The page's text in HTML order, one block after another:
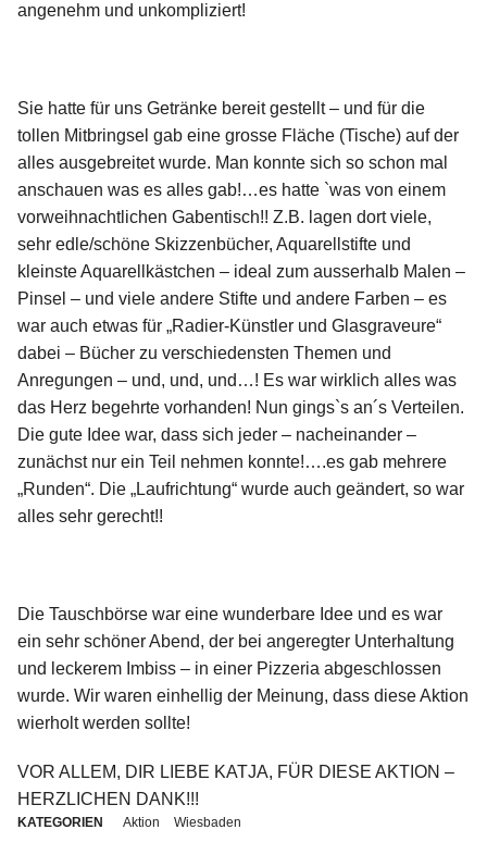
Folge
Instagram
Info
angenehm und unkompliziert!
Sie hatte für uns Getränke bereit gestellt – und für die
tollen Mitbringsel gab eine grosse Fläche (Tische) auf der
alles ausgebreitet wurde. Man konnte sich so schon mal
anschauen was es alles gab!…es hatte `was von einem
vorweihnachtlichen Gabentisch!! Z.B. lagen dort viele,
sehr edle/schöne Skizzenbücher, Aquarellstifte und
kleinste Aquarellkästchen – ideal zum ausserhalb Malen –
Pinsel – und viele andere Stifte und andere Farben – es
war auch etwas für „Radier-Künstler und Glasgraveure“
dabei – Bücher zu verschiedensten Themen und
Anregungen – und, und, und…! Es war wirklich alles was
das Herz begehrte vorhanden! Nun gings`s an´s Verteilen.
Die gute Idee war, dass sich jeder – nacheinander –
zunächst nur ein Teil nehmen konnte!….es gab mehrere
„Runden“. Die „Laufrichtung“ wurde auch geändert, so war
alles sehr gerecht!!
Die Tauschbörse war eine wunderbare Idee und es war
ein sehr schöner Abend, der bei angeregter Unterhaltung
und leckerem Imbiss – in einer Pizzeria abgeschlossen
wurde. Wir waren einhellig der Meinung, dass diese Aktion
wierholt werden sollte!
VOR ALLEM, DIR LIEBE KATJA, FÜR DIESE AKTION –
HERZLICHEN DANK!!!
KATEGORIEN Aktion Wiesbaden